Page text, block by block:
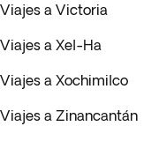
Viajes a Victoria
Viajes a Xel-Ha
Viajes a Xochimilco
Viajes a Zinancantán